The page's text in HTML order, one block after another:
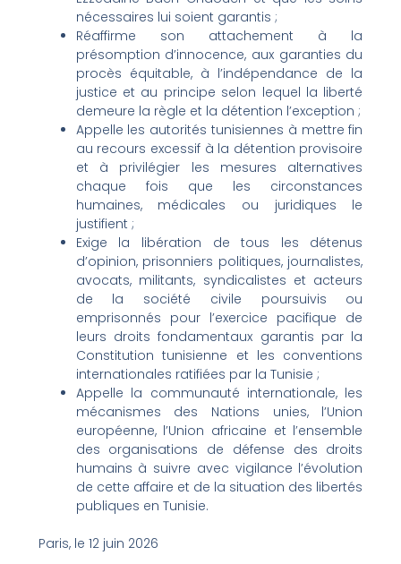
nécessaires lui soient garantis ;
Réaffirme son attachement à la
présomption d’innocence, aux garanties du
procès équitable, à l’indépendance de la
justice et au principe selon lequel la liberté
demeure la règle et la détention l’exception ;
Appelle les autorités tunisiennes à mettre fin
au recours excessif à la détention provisoire
et à privilégier les mesures alternatives
chaque fois que les circonstances
humaines, médicales ou juridiques le
justifient ;
Exige la libération de tous les détenus
d’opinion, prisonniers politiques, journalistes,
avocats, militants, syndicalistes et acteurs
de la société civile poursuivis ou
emprisonnés pour l’exercice pacifique de
leurs droits fondamentaux garantis par la
Constitution tunisienne et les conventions
internationales ratifiées par la Tunisie ;
Appelle la communauté internationale, les
mécanismes des Nations unies, l’Union
européenne, l’Union africaine et l’ensemble
des organisations de défense des droits
humains à suivre avec vigilance l’évolution
de cette affaire et de la situation des libertés
publiques en Tunisie.
Paris, le 12 juin 2026